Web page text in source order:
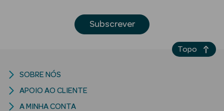
Subscrever
SOBRE NÓS
APOIO AO CLIENTE
A MINHA CONTA
Topo